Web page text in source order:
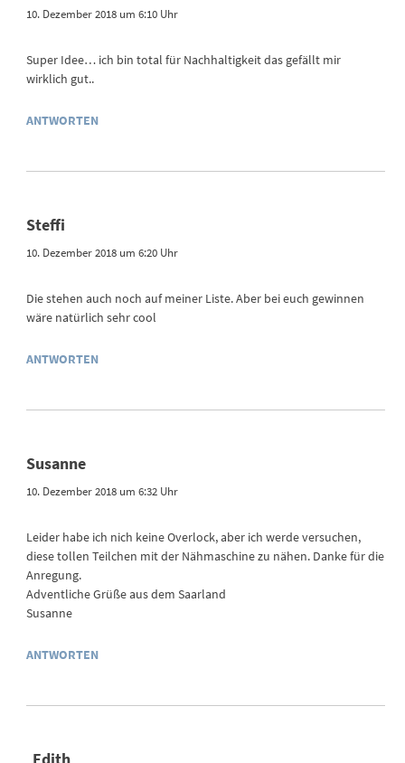
10. Dezember 2018 um 6:10 Uhr
Super Idee… ich bin total für Nachhaltigkeit das gefällt mir
wirklich gut..
ANTWORTEN
Steffi
10. Dezember 2018 um 6:20 Uhr
Die stehen auch noch auf meiner Liste. Aber bei euch gewinnen
wäre natürlich sehr cool
ANTWORTEN
Susanne
10. Dezember 2018 um 6:32 Uhr
Leider habe ich nich keine Overlock, aber ich werde versuchen,
diese tollen Teilchen mit der Nähmaschine zu nähen. Danke für die
Anregung.
Adventliche Grüße aus dem Saarland
Susanne
ANTWORTEN